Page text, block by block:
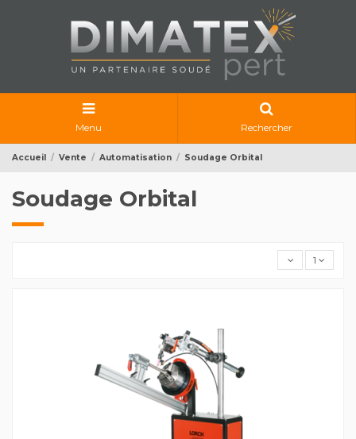
Menu Rechercher
Accueil Vente Automatisation Soudage Orbital
Soudage Orbital
1